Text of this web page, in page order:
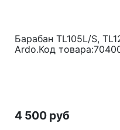
Барабан TL105L/S,
Ardo.Код
4 500 руб